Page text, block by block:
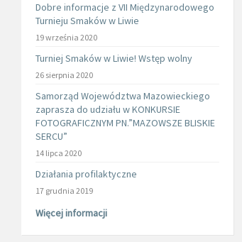
Dobre informacje z VII Międzynarodowego
Turnieju Smaków w Liwie
19 września 2020
Turniej Smaków w Liwie! Wstęp wolny
26 sierpnia 2020
Samorząd Województwa Mazowieckiego
zaprasza do udziału w KONKURSIE
FOTOGRAFICZNYM PN.”MAZOWSZE BLISKIE
SERCU”
14 lipca 2020
Działania profilaktyczne
17 grudnia 2019
Więcej informacji